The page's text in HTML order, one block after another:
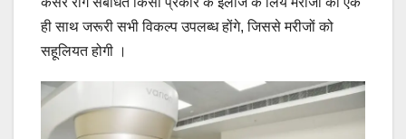
ही साथ जरूरी सभी विकल्प उपलब्ध होंगे, जिससे मरीजों को
सहूलियत होगी ।